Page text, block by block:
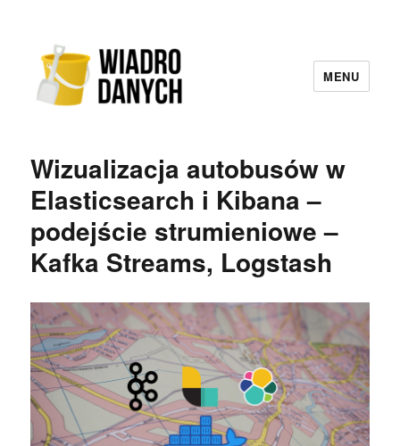
MENU
Wizualizacja autobusów w
Elasticsearch i Kibana –
podejście strumieniowe –
Kafka Streams, Logstash